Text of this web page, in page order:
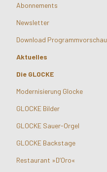
Abonnements
Newsletter
Download Programmvorschau
Aktuelles
Die GLOCKE
Modernisierung Glocke
GLOCKE Bilder
GLOCKE Sauer-Orgel
GLOCKE Backstage
Restaurant »D’Oro«